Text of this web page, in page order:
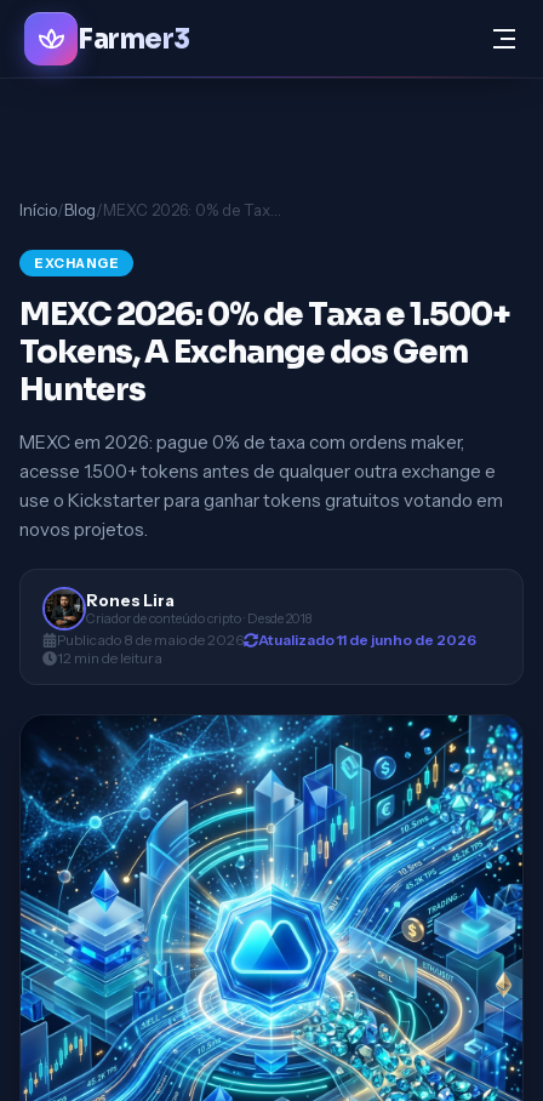
Farmer3
Início/Blog/
EXCHANGE
MEXC 2026: 0% de Taxa e 1.500+
Tokens, A Exchange dos Gem
Hunters
MEXC em 2026: pague 0% de taxa com ordens maker,
acesse 1.500+ tokens antes de qualquer outra exchange e
use o Kickstarter para ganhar tokens gratuitos votando em
novos projetos.
Rones Lira
Criador de conteúdo cripto · Desde 2018
Publicado 8 de maio de 2026 Atualizado11 de junho de 2026
12 min de leitura